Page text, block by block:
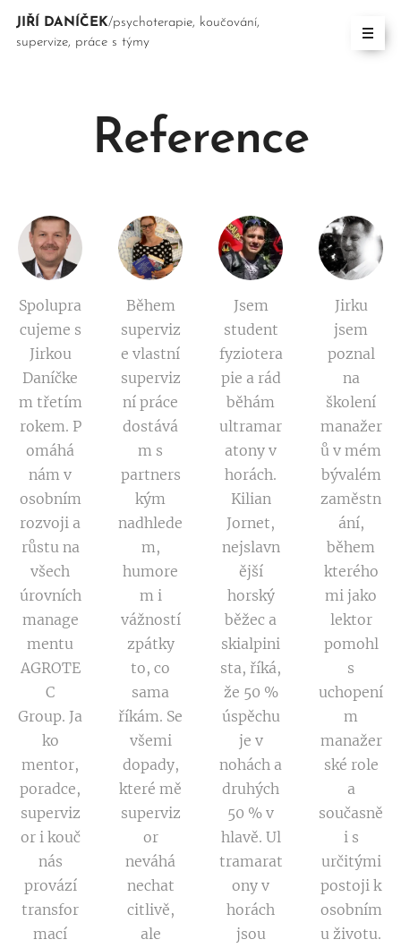
JIŘÍ DANÍČEK/psychoterapie, koučování,
supervize, práce s týmy
Reference
Spolupra
cujeme s
Jirkou
Daníčke
m třetím
rokem. P
omáhá
nám v
osobním
rozvoji a
růstu na
všech
úrovních
manage
mentu
AGROTE
C
Group. Ja
ko
mentor,
poradce,
superviz
or i kouč
nás
provází
transfor
mací
Během
superviz
e vlastní
superviz
ní práce
dostává
m s
partners
kým
nadhlede
m,
humore
m i
vážností
zpátky
to, co
sama
říkám. Se
všemi
dopady,
které mě
superviz
or
neváhá
nechat
citlivě,
ale
Jsem
student
fyziotera
pie a rád
běhám
ultramar
atony v
horách.
Kilian
Jornet,
nejslavn
ější
horský
běžec a
skialpini
sta, říká,
že 50 %
úspěchu
je v
nohách a
druhých
50 % v
hlavě. Ul
tramarat
ony v
horách
jsou
Jirku
jsem
poznal
na
školení
manažer
ů v mém
bývalém
zaměstn
ání,
během
kterého
mi jako
lektor
pomohl
s
uchopení
m
manažer
ské role
a
současně
i s
určitými
postoji k
osobním
u životu.